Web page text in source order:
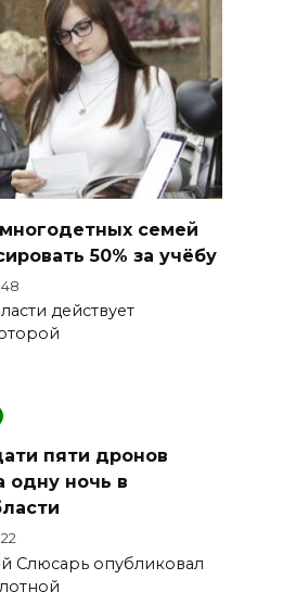
семей
50% за учёбу
48
действует
пяти дронов
одну ночь в
22
Слюсарь опубликовал